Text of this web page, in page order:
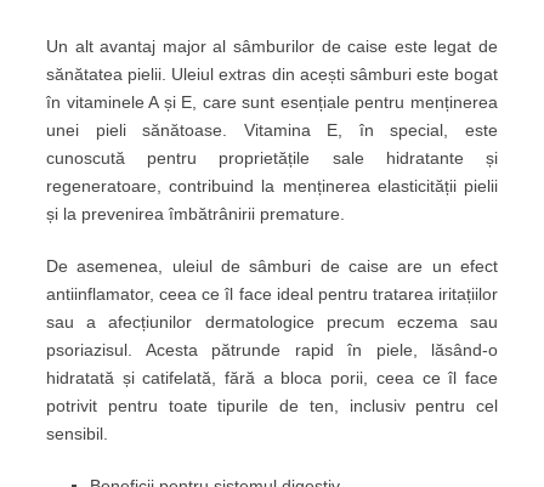
Un alt avantaj major al sâmburilor de caise este legat de
sănătatea pielii. Uleiul extras din acești sâmburi este bogat
în vitaminele A și E, care sunt esențiale pentru menținerea
unei pieli sănătoase. Vitamina E, în special, este
cunoscută pentru proprietățile sale hidratante și
regeneratoare, contribuind la menținerea elasticității pielii
și la prevenirea îmbătrânirii premature.
De asemenea, uleiul de sâmburi de caise are un efect
antiinflamator, ceea ce îl face ideal pentru tratarea iritațiilor
sau a afecțiunilor dermatologice precum eczema sau
psoriazisul. Acesta pătrunde rapid în piele, lăsând-o
hidratată și catifelată, fără a bloca porii, ceea ce îl face
potrivit pentru toate tipurile de ten, inclusiv pentru cel
sensibil.